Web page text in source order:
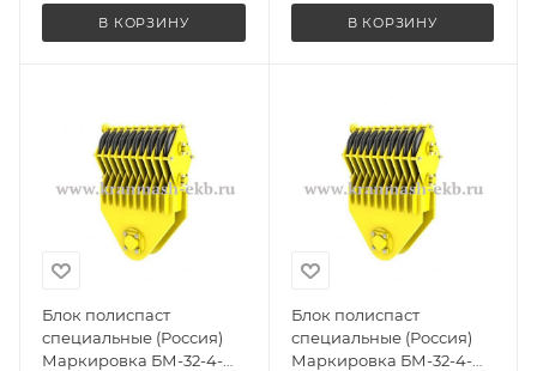
п 15т
В КОРЗИНУ
п 26,5т
В КОРЗИНУ
Блок полиспаст
специальные (Россия)
Маркировка БМ-32-4-
Блок полиспаст
специальные (Россия)
Маркировка БМ-32-4-